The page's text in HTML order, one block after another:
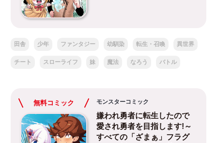
田舎 少年 ファンタジー 幼馴染 転生・召喚 異世界
チート スローライフ 妹 魔法 なろう バトル
無料コミック モンスターコミック
嫌われ勇者に転生したので
愛され勇者を目指します!～
すべての「ざまぁ」フラグ